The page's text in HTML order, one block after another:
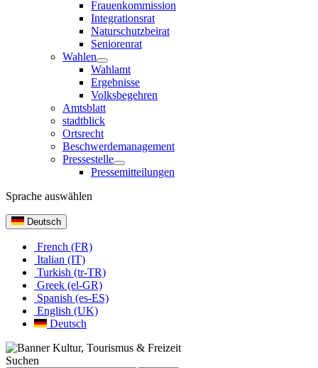
Frauenkommission
Integrationsrat
Naturschutzbeirat
Seniorenrat
Wahlen
Wahlamt
Ergebnisse
Volksbegehren
Amtsblatt
stadtblick
Ortsrecht
Beschwerdemanagement
Pressestelle
Pressemitteilungen
Sprache auswählen
Deutsch
French (FR)
Italian (IT)
Turkish (tr-TR)
Greek (el-GR)
Spanish (es-ES)
English (UK)
Deutsch
Suchen